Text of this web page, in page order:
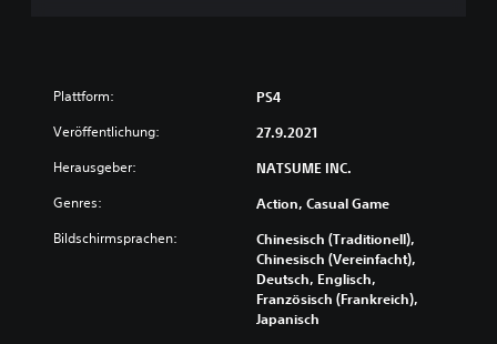
Plattform: PS4
Veröffentlichung: 27.9.2021
Herausgeber: NATSUME INC.
Genres: Action, Casual Game
Bildschirmsprachen:
Chinesisch (Traditionell),
Chinesisch (Vereinfacht),
Deutsch, Englisch,
Französisch (Frankreich),
Japanisch